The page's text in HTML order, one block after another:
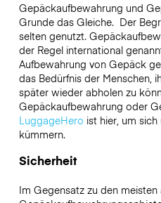
Gepäckaufbewahrung und
Grunde das Gleiche. Der
selten genutzt.
der Regel international
Aufbewahrung von Gepäck
das Bedürfnis der Menschen,
später wieder abholen zu
Gepäckaufbewahrung oder
LuggageHero ist hier, um
kümmern.
Sicherheit
Im Gegensatz zu den meisten